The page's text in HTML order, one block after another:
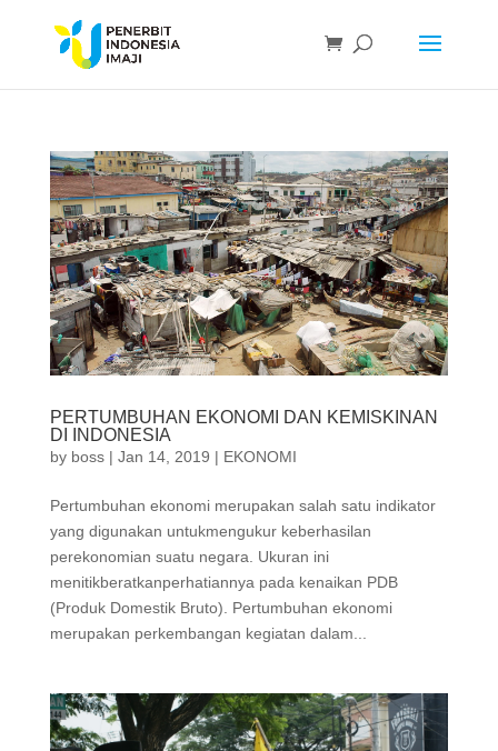
PERTUMBUHAN EKONOMI DAN KEMISKINAN
DI INDONESIA
by boss| Jan 14, 2019 | EKONOMI
Pertumbuhan ekonomi merupakan salah satu indikator
yang digunakan untukmengukur keberhasilan
perekonomian suatu negara. Ukuran ini
menitikberatkanperhatiannya pada kenaikan PDB
(Produk Domestik Bruto). Pertumbuhan ekonomi
merupakan perkembangan kegiatan dalam...